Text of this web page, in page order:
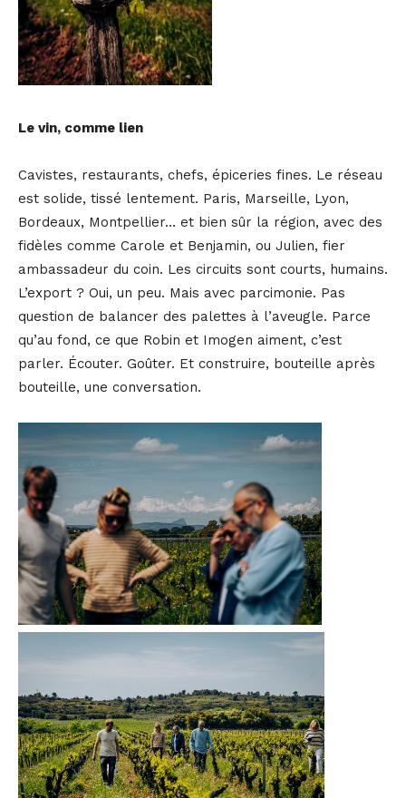
Le vin, comme lien
Cavistes, restaurants, chefs, épiceries fines. Le réseau
est solide, tissé lentement. Paris, Marseille, Lyon,
Bordeaux, Montpellier… et bien sûr la région, avec des
fidèles comme Carole et Benjamin, ou Julien, fier
ambassadeur du coin. Les circuits sont courts, humains.
L’export ? Oui, un peu. Mais avec parcimonie. Pas
question de balancer des palettes à l’aveugle. Parce
qu’au fond, ce que Robin et Imogen aiment, c’est
parler. Écouter. Goûter. Et construire, bouteille après
bouteille, une conversation.